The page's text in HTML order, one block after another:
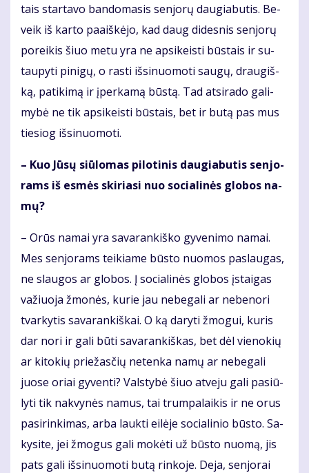
tais star­ta­vo ban­do­ma­sis sen­jo­rų dau­gia­bu­tis. Be­
veik iš kar­to pa­aiš­kė­jo, kad daug di­des­nis sen­jo­rų
po­rei­kis šiuo me­tu yra ne ap­si­keis­ti būs­tais ir su­
tau­py­ti pi­ni­gų, o ras­ti iš­si­nuo­mo­ti sau­gų, drau­giš­
ką, pa­ti­ki­mą ir įper­ka­mą būs­tą. Tad at­si­ra­do ga­li­
my­bė ne tik ap­si­keis­ti būs­tais, bet ir bu­tą pas mus
tie­siog iš­si­nuo­mo­ti.
– Kuo Jū­sų siū­lo­mas pi­lo­ti­nis dau­gia­bu­tis sen­jo­
rams iš es­mės ski­ria­si nuo so­cia­li­nės glo­bos na­
mų?
– Orūs na­mai yra sa­va­ran­kiš­ko gy­ve­ni­mo na­mai.
Mes sen­jo­rams tei­kia­me būs­to nuo­mos pa­slau­gas,
ne slau­gos ar glo­bos. Į so­cia­li­nės glo­bos įstai­gas
va­žiuo­ja žmo­nės, ku­rie jau ne­be­ga­li ar ne­be­no­ri
tvar­ky­tis sa­va­ran­kiš­kai. O ką da­ry­ti žmo­gui, ku­ris
dar no­ri ir ga­li bū­ti sa­va­ran­kiš­kas, bet dėl vie­no­kių
ar ki­to­kių prie­žas­čių ne­ten­ka na­mų ar ne­be­ga­li
juo­se oriai gy­ven­ti? Vals­ty­bė šiuo at­ve­ju ga­li pa­siū­
ly­ti tik nak­vy­nės na­mus, tai trum­pa­lai­kis ir ne orus
pa­si­rin­ki­mas, ar­ba lauk­ti ei­lė­je so­cia­li­nio būs­to. Sa­
ky­si­te, jei žmo­gus ga­li mo­kė­ti už būs­to nu­omą, jis
pats ga­li iš­si­nuo­mo­ti bu­tą rin­ko­je. De­ja, sen­jo­rai